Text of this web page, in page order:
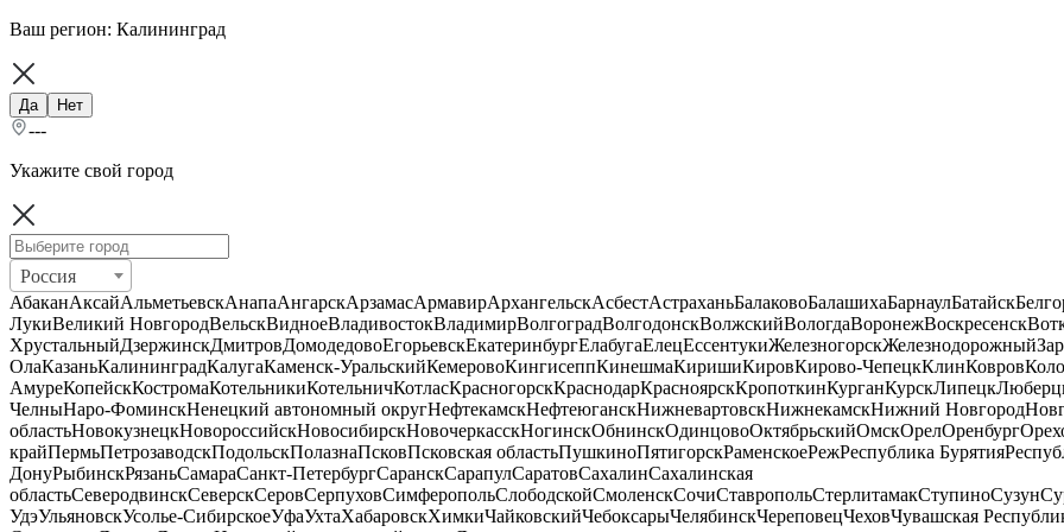
Ваш регион: Калининград
Да Нет
---
Укажите свой город
Россия
АбаканАксайАльметьевскАнапаАнгарскАрзамасАрмавирАрхангельскАсбестАстраханьБалаковоБалашихаБарнаулБатайск
ЛукиВеликий НовгородВельскВидноеВладивостокВладимирВолгоградВолгодонскВолжскийВологдаВоронежВоскресенск
ХрустальныйДзержинскДмитровДомодедовоЕгорьевскЕкатеринбургЕлабугаЕлецЕссентукиЖелезногорскЖелезнодорожный
ОлаКазаньКалининградКалугаКаменск-УральскийКемеровоКингисеппКинешмаКиришиКировКирово-ЧепецкКлинКовров
АмуреКопейскКостромаКотельникиКотельничКотласКрасногорскКраснодарКрасноярскКропоткинКурганКурскЛипецк
ЧелныНаро-ФоминскНенецкий автономный округНефтекамскНефтеюганскНижневартовскНижнекамскНижний Новгород
областьНовокузнецкНовороссийскНовосибирскНовочеркасскНогинскОбнинскОдинцовоОктябрьскийОмскОрелОренбург
крайПермьПетрозаводскПодольскПолазнаПсковПсковская областьПушкиноПятигорскРаменскоеРежРеспублика Бурятия
ДонуРыбинскРязаньСамараСанкт-ПетербургСаранскСарапулСаратовСахалинСахалинская
областьСеверодвинскСеверскСеровСерпуховСимферопольСлободскойСмоленскСочиСтавропольСтерлитамакСтупиноСузун
УдэУльяновскУсолье-СибирскоеУфаУхтаХабаровскХимкиЧайковскийЧебоксарыЧелябинскЧереповецЧеховЧувашская